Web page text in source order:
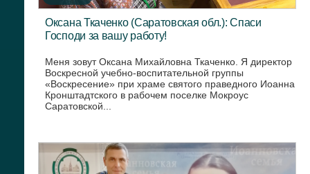
Оксана Ткаченко (Саратовская обл.): Спаси
Господи за вашу работу!
Меня зовут Оксана Михайловна Ткаченко. Я директор
Воскресной учебно-воспитательной группы
«Воскресение» при храме святого праведного Иоанна
Кронштадтского в рабочем поселке Мокроус
Саратовской...